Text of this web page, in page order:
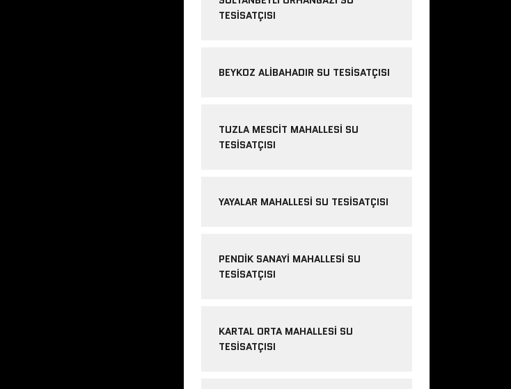
TESISATÇISI
BEYKOZ ALIBAHADIR SU TESISATÇISI
TUZLA MESCIT MAHALLESI SU
TESISATÇISI
YAYALAR MAHALLESI SU TESISATÇISI
PENDIK SANAYI MAHALLESI SU
TESISATÇISI
KARTAL ORTA MAHALLESI SU
TESISATÇISI